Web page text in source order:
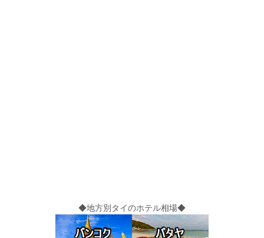
◆地方別タイのホテル相場◆